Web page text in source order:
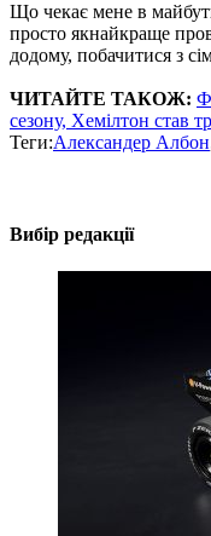
Що чекає мене в
просто якнайкраще
додому, побачитися з
ЧИТАЙТЕ ТАКОЖ:
сезону, Хемілтон став
Теги:Александер Албон
Вибір редакції